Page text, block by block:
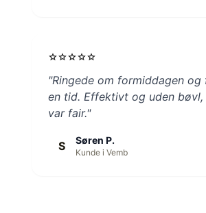
starstarstarstarstar
"Ringede om formiddagen
en tid. Effektivt og uden bøvl,
var fair."
S Søren P.
Kunde i Vemb